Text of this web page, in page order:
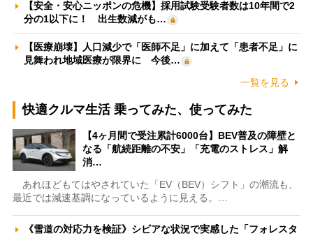
【安全・安心ニッポンの危機】採用試験受験者数は10年間で2
分の1以下に！ 出生数減がも…
【医療崩壊】人口減少で「医師不足」に加えて「患者不足」に
見舞われ地域医療が限界に 今後…
一覧を見る
快適クルマ生活 乗ってみた、使ってみた
【4ヶ月間で受注累計6000台】BEV普及の障壁と
なる「航続距離の不安」「充電のストレス」解
消…
あれほどもてはやされていた「EV（BEV）シフト」の潮流も、
最近では減速基調になっているように見える。…
《雪道の対応力を検証》シビアな状況で実感した「フォレスタ